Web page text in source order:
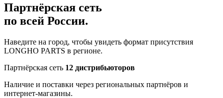
Партнёрская сеть
по всей России.
Наведите на город, чтобы увидеть формат присутствия
LONGHO PARTS в регионе.
Партнёрская сеть 12 дистрибьюторов
Наличие и поставки через региональных партнёров и
интернет-магазины.